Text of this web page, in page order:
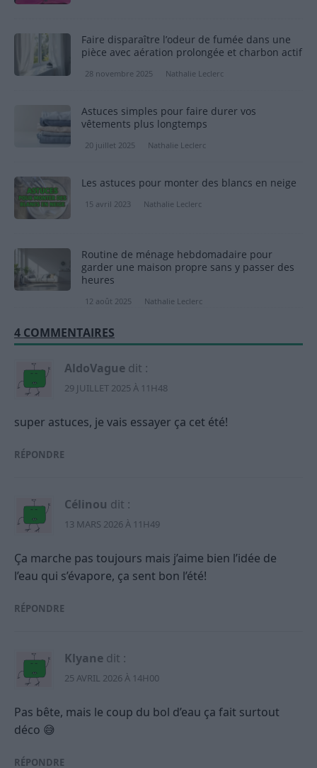
Faire disparaître l’odeur de fumée dans une
pièce avec aération prolongée et charbon actif
28 novembre 2025 Nathalie Leclerc
Astuces simples pour faire durer vos
vêtements plus longtemps
20 juillet 2025 Nathalie Leclerc
Les astuces pour monter des blancs en neige
15 avril 2023 Nathalie Leclerc
Routine de ménage hebdomadaire pour
garder une maison propre sans y passer des
heures
12 août 2025 Nathalie Leclerc
4 COMMENTAIRES
AldoVague dit :
29 JUILLET 2025 À 11H48
super astuces, je vais essayer ça cet été!
RÉPONDRE
Célinou dit :
13 MARS 2026 À 11H49
Ça marche pas toujours mais j’aime bien l’idée de
l’eau qui s’évapore, ça sent bon l’été!
RÉPONDRE
Klyane dit :
25 AVRIL 2026 À 14H00
Pas bête, mais le coup du bol d’eau ça fait surtout
déco 😅
RÉPONDRE